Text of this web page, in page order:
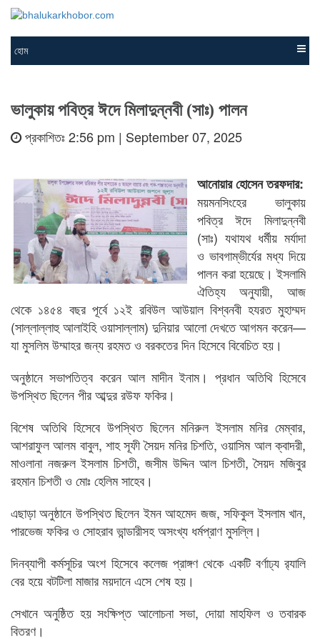
হোম
ভালুকায় পবিত্র ঈদে মিলাদুন্নবী (সাঃ) পালন
প্রকাশিতঃ 2:56 pm | September 07, 2025
আনোয়ার হোসেন তরফদার:
ময়মনসিংহের ভালুকায়
পবিত্র ঈদে মিলাদুন্নবী
(সাঃ) যথাযথ ধর্মীয় মর্যাদা
ও ভাবগাম্ভীর্যের মধ্য দিয়ে
পালন করা হয়েছে। ইসলামি
ঐতিহ্য অনুযায়ী, আজ
থেকে ১৪৫৪ বছর পূর্বে ১২ই রবিউল আউয়াল বিশ্বনবী হযরত মুহাম্মদ
(সাল্লাল্লাহু আলাইহি ওয়াসাল্লাম) দুনিয়ার আলো দেখতে আগমন করেন—
যা মুসলিম উম্মাহর জন্য রহমত ও বরকতের দিন হিসেবে বিবেচিত হয়।
অনুষ্ঠানে সভাপতিত্ব করেন আল মাদীন ইনাম। প্রধান অতিথি হিসেবে
উপস্থিত ছিলেন পীর আব্দুর রউফ ফকির।
বিশেষ অতিথি হিসেবে উপস্থিত ছিলেন মনিরুল ইসলাম মনির মেম্বার,
আশরাফুল আলম বাবুল, শাহ সূফী সৈয়দ মনির চিশতি, ওয়াসিম আল ক্বাদরী,
মাওলানা নজরুল ইসলাম চিশতী, জসীম উদ্দিন আল চিশতী, সৈয়দ মজিবুর
রহমান চিশতী ও মোঃ হেলিম সাহেব।
এছাড়া অনুষ্ঠানে উপস্থিত ছিলেন ইমন আহমেদ জজ, সফিকুল ইসলাম খান,
পারভেজ ফকির ও সোহরাব ভান্ডারীসহ অসংখ্য ধর্মপ্রাণ মুসল্লি।
দিনব্যাপী কর্মসূচির অংশ হিসেবে কলেজ প্রাঙ্গণ থেকে একটি বর্ণাঢ্য র‍্যালি
বের হয়ে বটটিলা মাজার ময়দানে এসে শেষ হয়।
সেখানে অনুষ্ঠিত হয় সংক্ষিপ্ত আলোচনা সভা, দোয়া মাহফিল ও তবারক
বিতরণ।